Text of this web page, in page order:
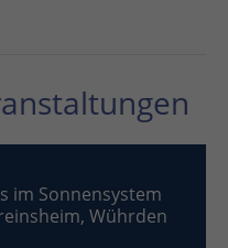
im Sonnensystem
Wührden